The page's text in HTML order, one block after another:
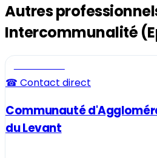
Autres
Intercommunalité
☎ Contact direct
Communauté
du Levant